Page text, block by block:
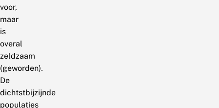
voor,
maar
is
overal
zeldzaam
(geworden).
De
dichtstbijzijnde
populaties